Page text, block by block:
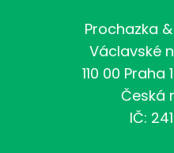
Prochazka
Václavské
110 00 Praha
Česká
IČ: